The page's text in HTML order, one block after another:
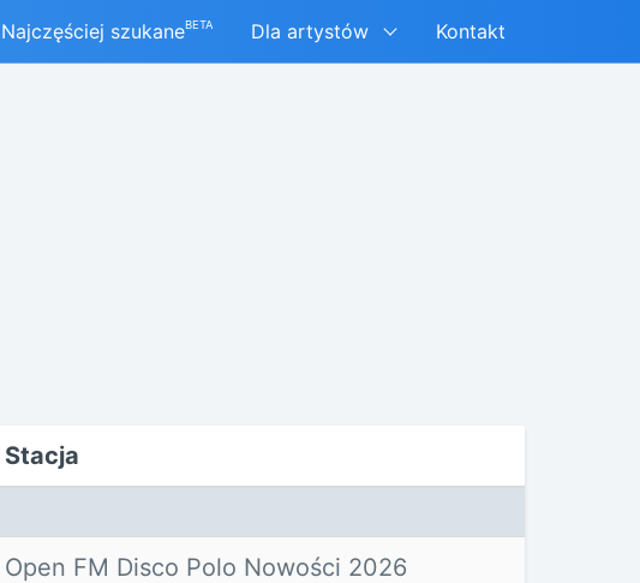
Najczęściej szukaneBETA Dla artystów Kontakt
Stacja
Open FM Disco Polo Nowości 2026